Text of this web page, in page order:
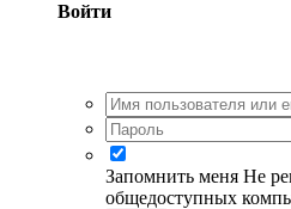
Войти
Запомнить меня Не
общедоступных